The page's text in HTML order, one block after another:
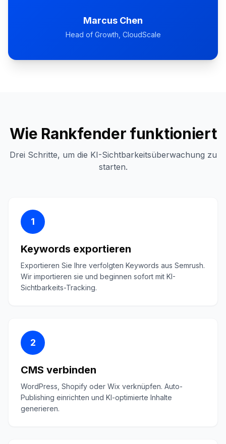
Marcus Chen
Head of Growth , CloudScale
Wie Rankfender funktioniert
Drei Schritte, um die KI-Sichtbarkeitsüberwachung zu
starten.
1
Keywords exportieren
Exportieren Sie Ihre verfolgten Keywords aus Semrush.
Wir importieren sie und beginnen sofort mit KI-
Sichtbarkeits-Tracking.
2
CMS verbinden
WordPress, Shopify oder Wix verknüpfen. Auto-
Publishing einrichten und KI-optimierte Inhalte
generieren.